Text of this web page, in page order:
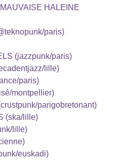
HALEINE
paris)
(jazzpunk/paris)
lille)
paris)
montpellier)
parigobretonant)
(ska/lille)
lille)
euskadi)